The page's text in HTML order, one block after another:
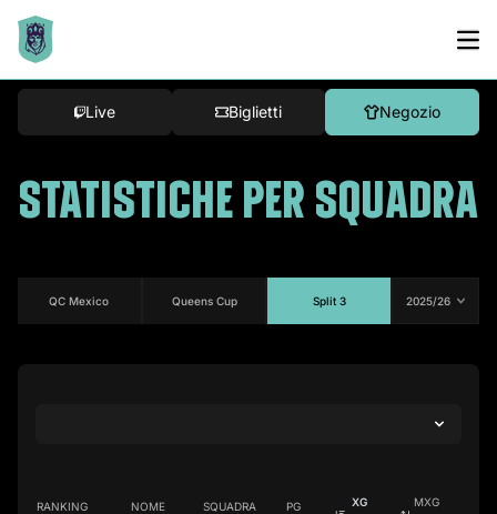
Live Biglietti Negozio
STATISTICHE PER SQUADRA
QC Mexico Queens Cup Split 3
RANKING NOME SQUADRA PG XG MXG